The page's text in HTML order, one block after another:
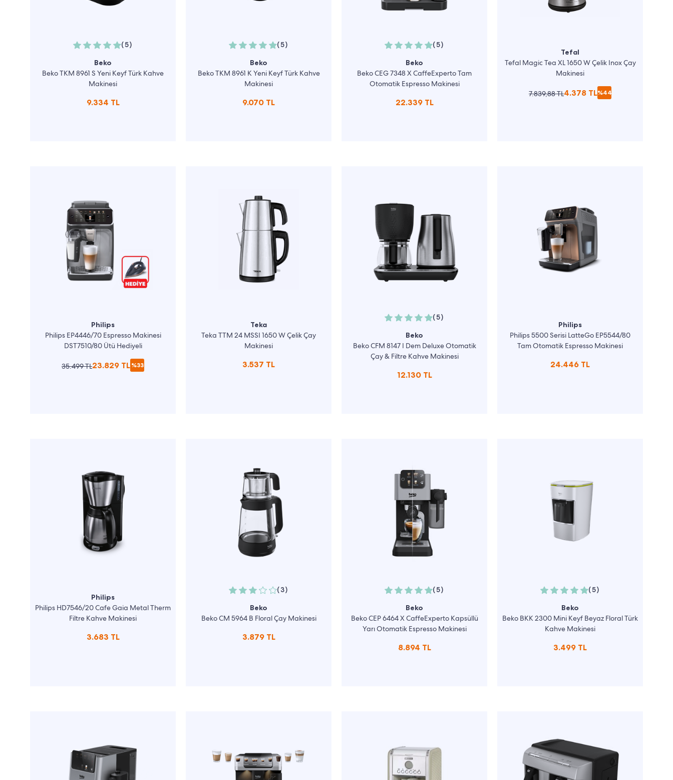
(5)
Beko
Beko TKM 8961 S Yeni Keyf Türk Kahve
Makinesi
9.334 TL
(5)
Beko
Beko TKM 8961 K Yeni Keyf Türk Kahve
Makinesi
9.070 TL
(5)
Beko
Beko CEG 7348 X CaffeExperto Tam
Otomatik Espresso Makinesi
22.339 TL
Tefal
Tefal Magic Tea XL 1650 W Çelik Inox Çay
Makinesi
7.839,88 TL4.378 TL%44
Philips
Philips EP4446/70 Espresso Makinesi
DST7510/80 Ütü Hediyeli
35.499 TL23.829 TL%33
Teka
Teka TTM 24 MSSI 1650 W Çelik Çay
Makinesi
3.537 TL
(5)
Beko
Beko CFM 8147 I Dem Deluxe Otomatik
Çay & Filtre Kahve Makinesi
12.130 TL
Philips
Philips 5500 Serisi LatteGo EP5544/80
Tam Otomatik Espresso Makinesi
24.446 TL
Philips
Philips HD7546/20 Cafe Gaia Metal Therm
Filtre Kahve Makinesi
3.683 TL
(3)
Beko
Beko CM 5964 B Floral Çay Makinesi
3.879 TL
(5)
Beko
Beko CEP 6464 X CaffeExperto Kapsüllü
Yarı Otomatik Espresso Makinesi
8.894 TL
(5)
Beko
Beko BKK 2300 Mini Keyf Beyaz Floral Türk
Kahve Makinesi
3.499 TL